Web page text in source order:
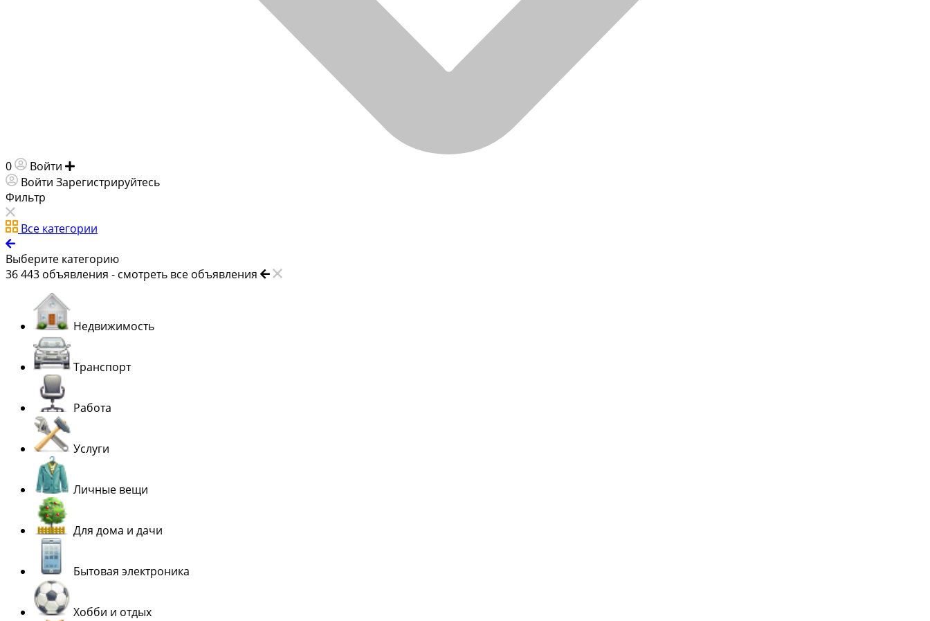
0 Войти
Войти Зарегистрируйтесь
Фильтр
Все категории
Выберите категорию
36 443 объявления - смотреть все объявления
Недвижимость
Транспорт
Работа
Услуги
Личные вещи
Для дома и дачи
Бытовая электроника
Хобби и отдых